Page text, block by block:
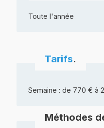
Toute l'année
Tarifs.
Semaine : de 770 € à
Méthodes